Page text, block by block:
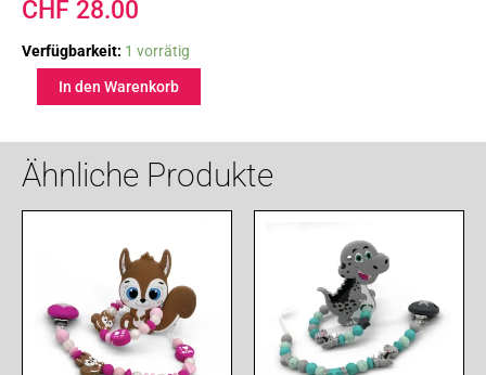
CHF 28.00
Verfügbarkeit: 1 vorrätig
Silikon
Beissring
PandabärIn den Warenkorb
Ähnliche Produkte